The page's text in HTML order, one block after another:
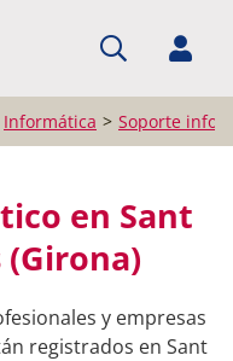
Informática Soporte
en Sant
(Girona)
y empresas
registrados en Sant